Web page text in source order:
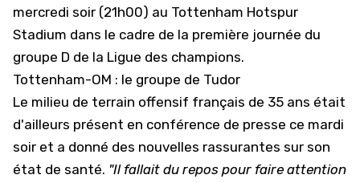
mercredi soir (21h00) au Tottenham Hotspur
Stadium dans le cadre de la première journée du
groupe D de la Ligue des champions.
Tottenham-OM : le groupe de Tudor
Le milieu de terrain offensif français de 35 ans était
d'ailleurs présent en conférence de presse ce mardi
soir et a donné des nouvelles rassurantes sur son
état de santé. "Il fallait du repos pour faire attention